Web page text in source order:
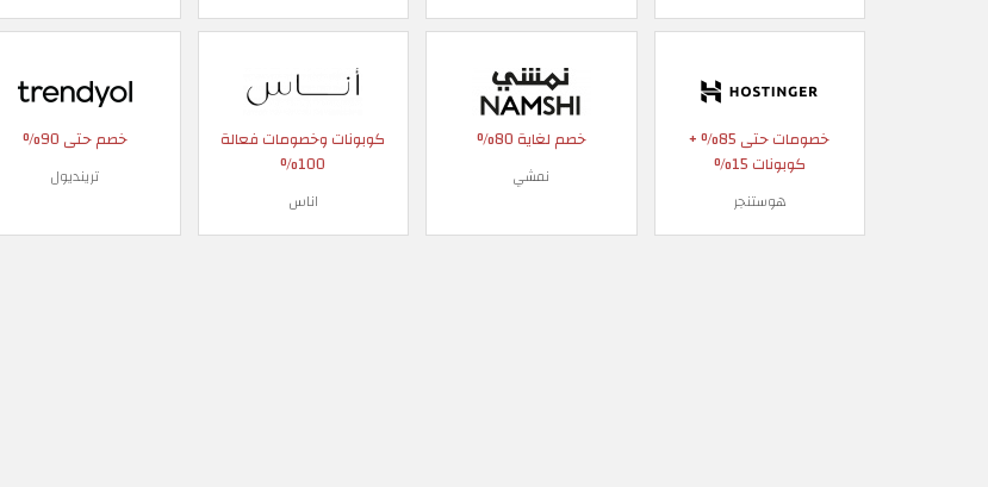
خصومات حتى 85% +
كوبونات 15%
هوستنجر
خصم لغاية 80%
نمشي
كوبونات وخصومات فعالة
100%
اناس
خصم حتى 90%
ترينديول